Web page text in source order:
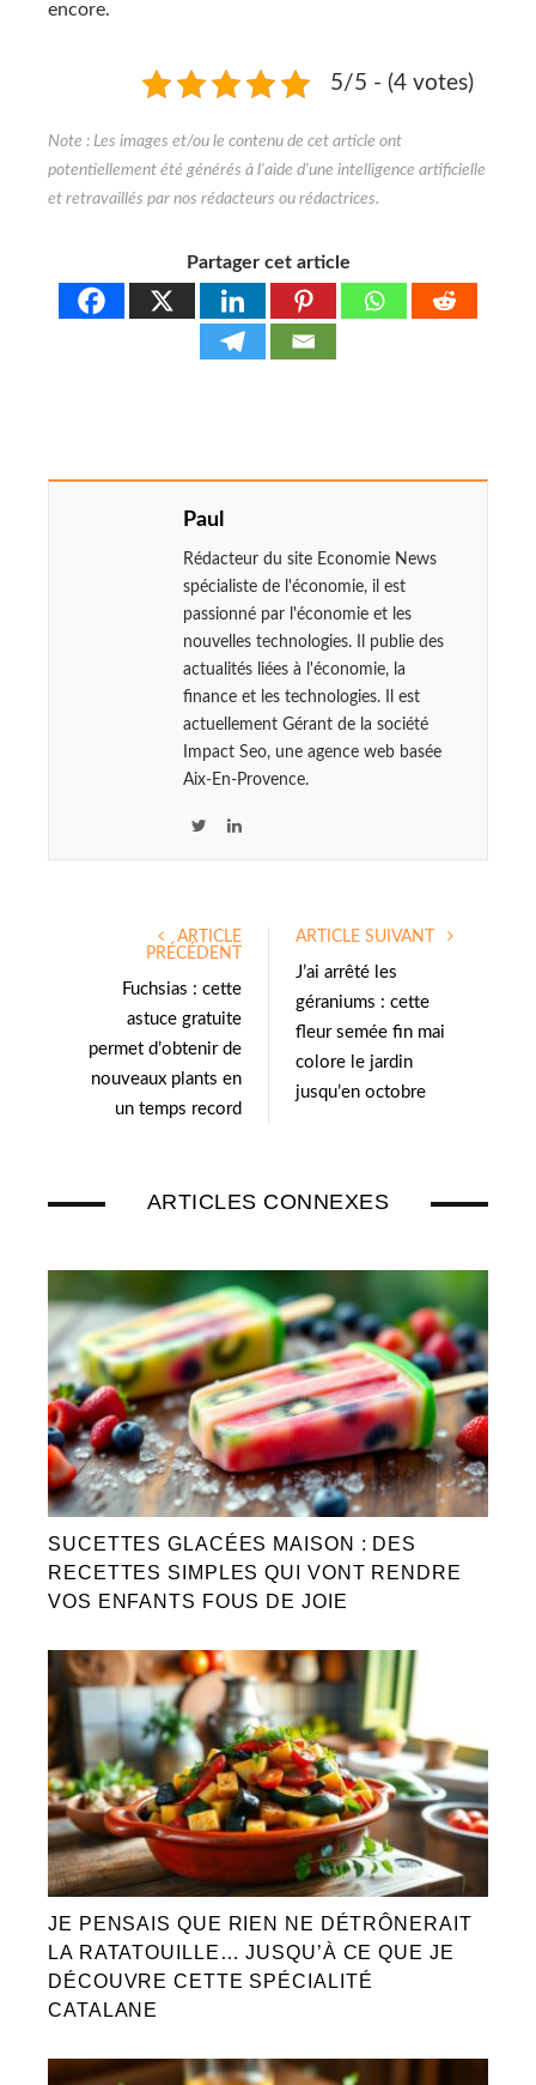
encore.
5/5 - (4 votes)
Partager cet article
Paul
Rédacteur du site Economie News
spécialiste de l'économie, il est
passionné par l'économie et les
nouvelles technologies. Il publie des
actualités liées à l'économie, la
finance et les technologies. Il est
actuellement Gérant de la société
Impact Seo, une agence web basée
Aix-En-Provence.
t
r
L
e
n
ARTICLE
PRÉCÉDENT
Fuchsias : cette
astuce gratuite
permet d’obtenir de
nouveaux plants en
un temps record
ARTICLE SUIVANT
J’ai arrêté les
géraniums : cette
fleur semée fin mai
colore le jardin
jusqu’en octobre
ARTICLES CONNEXES
SUCETTES GLACÉES MAISON : DES
RECETTES SIMPLES QUI VONT RENDRE
VOS ENFANTS FOUS DE JOIE
JE PENSAIS QUE RIEN NE DÉTRÔNERAIT
LA RATATOUILLE… JUSQU’À CE QUE JE
DÉCOUVRE CETTE SPÉCIALITÉ
CATALANE